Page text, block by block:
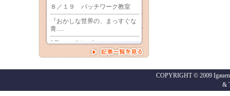
COPYRIGHT © 2009
&